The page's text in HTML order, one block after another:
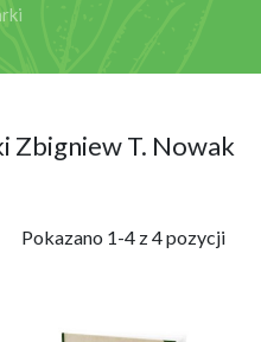
Zbigniew T. Nowak
Pokazano 1-4 z 4 pozycji